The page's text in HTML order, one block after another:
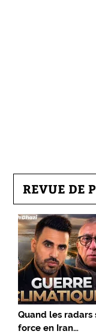
REVUE DE
Quand les
force en Iran…